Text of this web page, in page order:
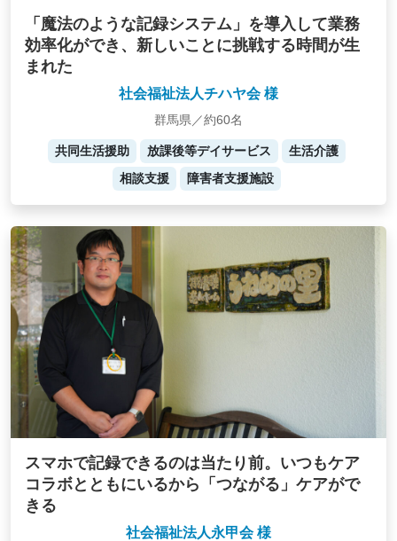
「魔法のような記録システム」を導入して業務
効率化ができ、新しいことに挑戦する時間が生
まれた
社会福祉法人チハヤ会 様
群馬県／約60名
共同生活援助 放課後等デイサービス
生活介護
相談支援
障害者支援施設
スマホで記録できるのは当たり前。いつもケア
コラボとともにいるから「つながる」ケアがで
きる
社会福祉法人永甲会 様